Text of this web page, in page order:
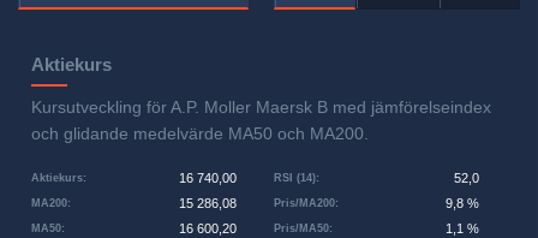
Aktiekurs
Kursutveckling för A.P. Moller Maersk B med jämförelseindex
och glidande medelvärde MA50 och MA200.
Aktiekurs: 16 740,00
MA50: 16 600,20
MA200: 15 286,08 Pris/MA200: 9,8 %
RSI (14): 52,0
Pris/MA50: 1,1 %